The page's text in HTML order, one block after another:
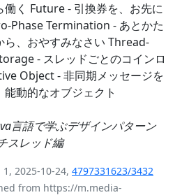
働く Future - 引換券を、お先に
Phase Termination - あとかた
ら、おやすみなさい Thread-
- スレッドごとのコインロ
Object - 非同期メッセージを
能動的なオブジェクト
言語で学ぶデザインパターン
スレッド編
1, 2025-10-24, 4797331623/3432
from https://m.media-